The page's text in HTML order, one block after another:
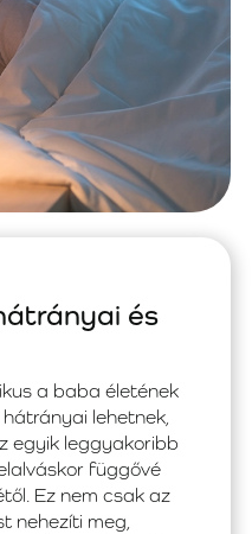
és
a baba életének
lehetnek,
egyik leggyakoribb
függővé
Ez nem csak az
nehezíti meg,